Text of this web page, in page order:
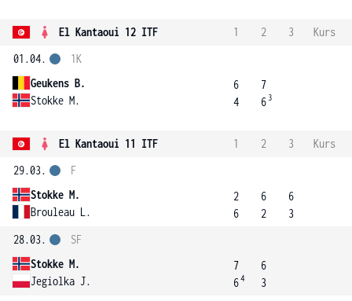
El Kantaoui 12 ITF 1 2 3
Kurs
01.04.
Geukens B.
Stokke M.
1K
6
4
7
6 3
El Kantaoui 11 ITF 1 2 3
Kurs
29.03.
Stokke M.
Brouleau L.
F
2
6
6
2
6
3
28.03.
Stokke M.
Jegiolka J.
SF
7
64
6
3